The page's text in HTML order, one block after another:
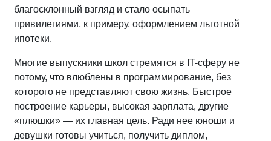
благосклонный взгляд и стало осыпать
привилегиями, к примеру, оформлением льготной
ипотеки.
Многие выпускники школ стремятся в IT-сферу не
потому, что влюблены в программирование, без
которого не представляют свою жизнь. Быстрое
построение карьеры, высокая зарплата, другие
«плюшки» — их главная цель. Ради нее юноши и
девушки готовы учиться, получить диплом,